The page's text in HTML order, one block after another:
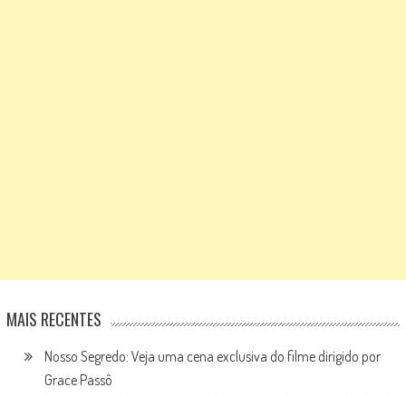
MAIS RECENTES
Nosso Segredo: Veja uma cena exclusiva do filme dirigido por
Grace Passô